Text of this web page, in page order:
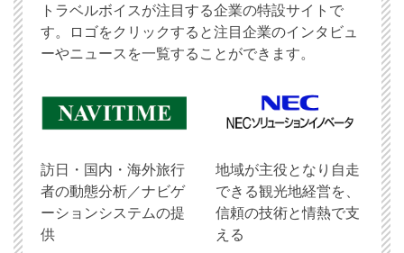
トラベルボイスが注目する企業の特設サイトで
す。ロゴをクリックすると注目企業のインタビュ
ーやニュースを一覧することができます。
訪日・国内・海外旅行
者の動態分析／ナビゲ
ーションシステムの提
供
地域が主役となり自走
できる観光地経営を、
信頼の技術と情熱で支
える